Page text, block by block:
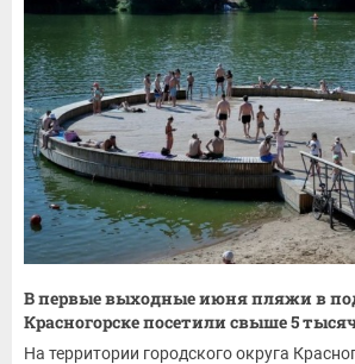
В первые выходные июня пляжи в
Красногорске посетили свыше 5
На территории городского округа